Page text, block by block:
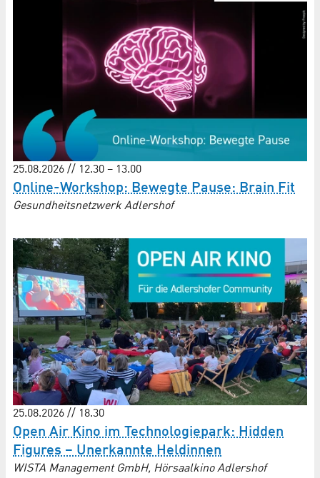
25.08.2026 // 12.30 – 13.00
Online-Workshop: Bewegte Pause: Brain Fit
Gesundheitsnetzwerk Adlershof
25.08.2026 // 18.30
Open Air Kino im Technologiepark: Hidden
Figures – Unerkannte Heldinnen
WISTA Management GmbH, Hörsaalkino Adlershof